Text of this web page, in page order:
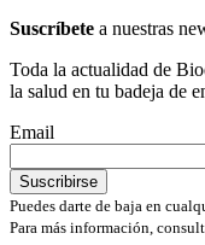
Suscríbete a nuestras
Toda la actualidad de
la salud en tu badeja de
Email
Puedes darte de baja en
Para más información,